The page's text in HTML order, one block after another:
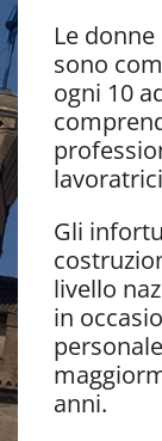
Le
sono
ogni 10
lavoratrici
Gli
livello
in
anni.